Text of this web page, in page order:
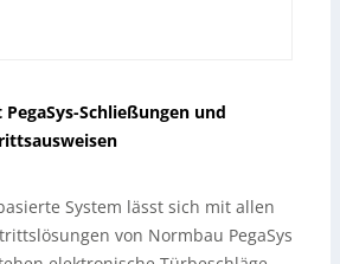
Schließungen und
System lässt sich mit allen
von Normbau PegaSys